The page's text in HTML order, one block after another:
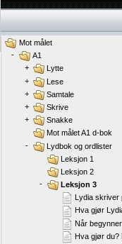
Mot målet
-
A1
+
Lytte
+
Lese
+
Samtale
+
Skrive
+
Snakke
Mot målet A1 d-bok
-
Lydbok og ordlister
Leksjon 1
Leksjon 2
-
Leksjon 3
Lydia
Hva gjør
Når
Hva gjør du?